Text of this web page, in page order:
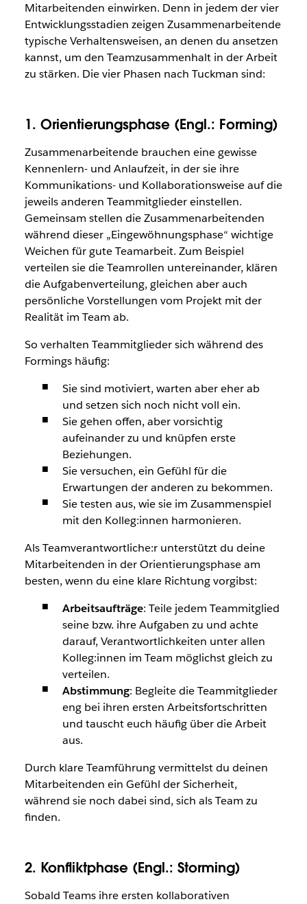
Mitarbeitenden einwirken. Denn in jedem der vier
Entwicklungsstadien zeigen Zusammenarbeitende
typische Verhaltensweisen, an denen du ansetzen
kannst, um den Teamzusammenhalt in der Arbeit
zu stärken. Die vier Phasen nach Tuckman sind:
1. Orientierungsphase (Engl.: Forming)
Zusammenarbeitende brauchen eine gewisse
Kennenlern- und Anlaufzeit, in der sie ihre
Kommunikations- und Kollaborationsweise auf die
jeweils anderen Teammitglieder einstellen.
Gemeinsam stellen die Zusammenarbeitenden
während dieser „Eingewöhnungsphase“ wichtige
Weichen für gute Teamarbeit. Zum Beispiel
verteilen sie die Teamrollen untereinander, klären
die Aufgabenverteilung, gleichen aber auch
persönliche Vorstellungen vom Projekt mit der
Realität im Team ab.
So verhalten Teammitglieder sich während des
Formings häufig:
Sie sind motiviert, warten aber eher ab
und setzen sich noch nicht voll ein.
Sie gehen offen, aber vorsichtig
aufeinander zu und knüpfen erste
Beziehungen.
Sie versuchen, ein Gefühl für die
Erwartungen der anderen zu bekommen.
Sie testen aus, wie sie im Zusammenspiel
mit den Kolleg:innen harmonieren.
Als Teamverantwortliche:r unterstützt du deine
Mitarbeitenden in der Orientierungsphase am
besten, wenn du eine klare Richtung vorgibst:
Arbeitsaufträge: Teile jedem Teammitglied
seine bzw. ihre Aufgaben zu und achte
darauf, Verantwortlichkeiten unter allen
Kolleg:innen im Team möglichst gleich zu
verteilen.
Abstimmung: Begleite die Teammitglieder
eng bei ihren ersten Arbeitsfortschritten
und tauscht euch häufig über die Arbeit
aus.
Durch klare Teamführung vermittelst du deinen
Mitarbeitenden ein Gefühl der Sicherheit,
während sie noch dabei sind, sich als Team zu
finden.
2. Konfliktphase (Engl.: Storming)
Sobald Teams ihre ersten kollaborativen